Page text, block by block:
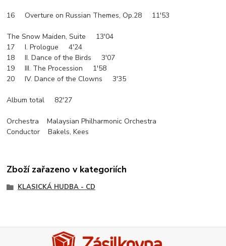
16 Overture on Russian Themes, Op.28 11'53
The Snow Maiden, Suite 13'04
17 I. Prologue 4'24
18 II. Dance of the Birds 3'07
19 III. The Procession 1'58
20 IV. Dance of the Clowns 3'35
Album total 82'27
Orchestra Malaysian Philharmonic Orchestra
Conductor Bakels, Kees
Zboží zařazeno v kategoriích
KLASICKÁ HUDBA - CD